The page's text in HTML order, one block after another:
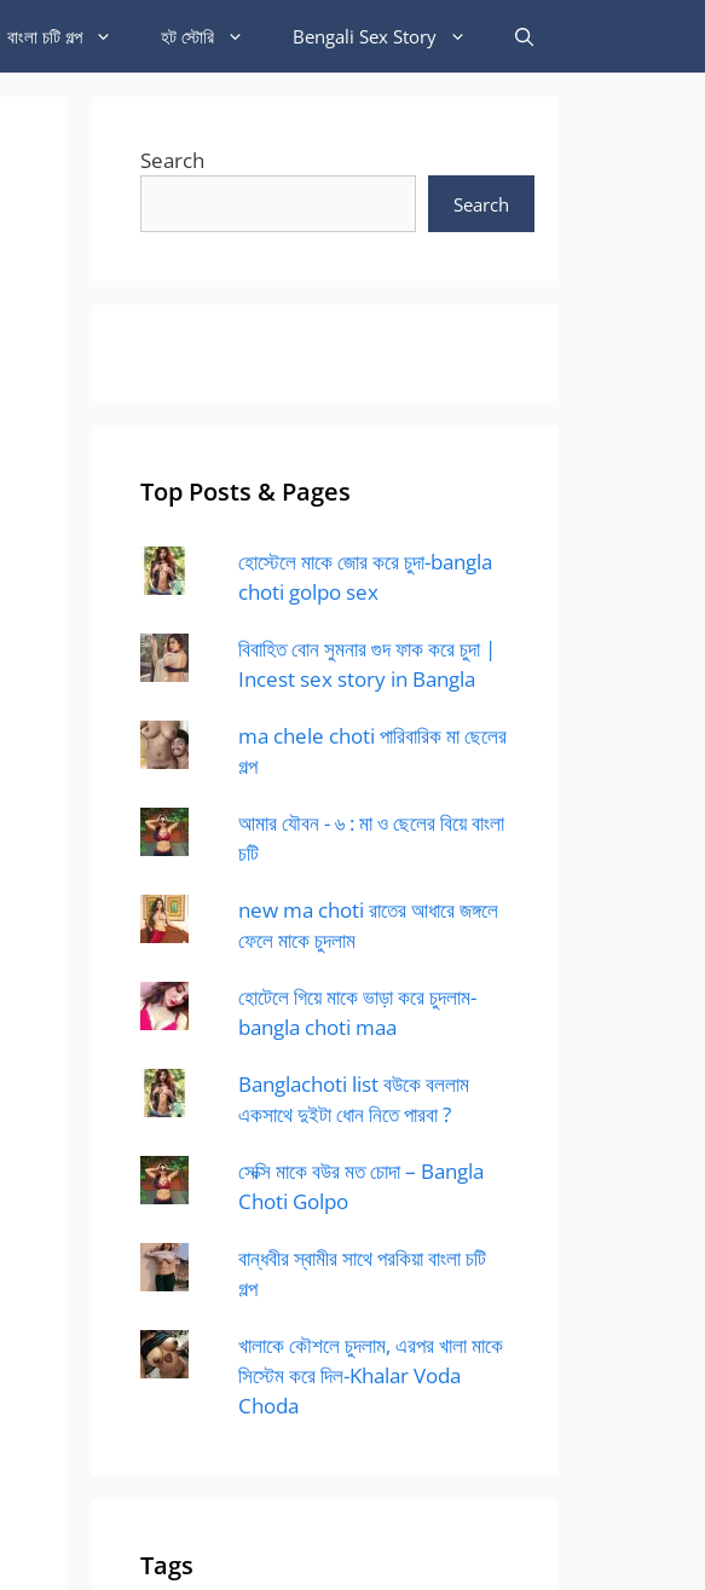
বাংলা চটি গল্প হট স্টোরি Bengali Sex Story
Search
Search
Top Posts & Pages
হোস্টেলে মাকে জোর করে চুদা-bangla
choti golpo sex
বিবাহিত বোন সুমনার গুদ ফাক করে চুদা |
Incest sex story in Bangla
ma chele choti পারিবারিক মা ছেলের
গল্প
আমার যৌবন - ৬ : মা ও ছেলের বিয়ে বাংলা
চটি
new ma choti রাতের আধারে জঙ্গলে
ফেলে মাকে চুদলাম
হোটেলে গিয়ে মাকে ভাড়া করে চুদলাম-
bangla choti maa
Banglachoti list বউকে বললাম
একসাথে দুইটা ধোন নিতে পারবা ?
সেক্সি মাকে বউর মত চোদা – Bangla
Choti Golpo
বান্ধবীর স্বামীর সাথে পরকিয়া বাংলা চটি
গল্প
খালাকে কৌশলে চুদলাম, এরপর খালা মাকে
সিস্টেম করে দিল-Khalar Voda
Choda
Tags